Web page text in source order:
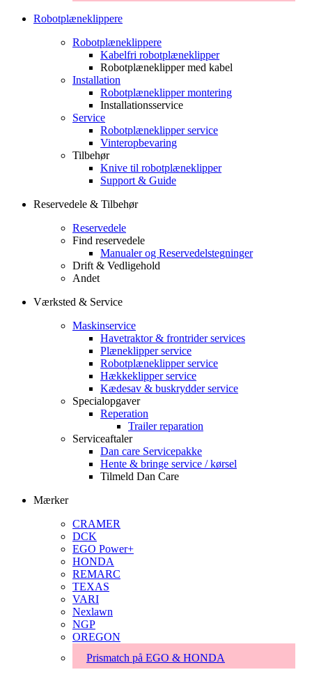
Robotplæneklippere
Robotplæneklippere
Kabelfri robotplæneklipper
Robotplæneklipper med kabel
Installation
Robotplæneklipper montering
Installationsservice
Service
Robotplæneklipper service
Vinteropbevaring
Tilbehør
Knive til robotplæneklipper
Support & Guide
Reservedele & Tilbehør
Reservedele
Find reservedele
Manualer og Reservedelstegninger
Drift & Vedligehold
Andet
Værksted & Service
Maskinservice
Havetraktor & frontrider services
Plæneklipper service
Robotplæneklipper service
Hækkeklipper service
Kædesav & buskrydder service
Specialopgaver
Reperation
Trailer reparation
Serviceaftaler
Dan care Servicepakke
Hente & bringe service / kørsel
Tilmeld Dan Care
Mærker
CRAMER
DCK
EGO Power+
HONDA
REMARC
TEXAS
VARI
Nexlawn
NGP
OREGON
Prismatch på EGO & HONDA